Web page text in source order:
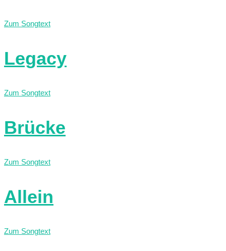
Zum Songtext
Legacy
Zum Songtext
Brücke
Zum Songtext
Allein
Zum Songtext